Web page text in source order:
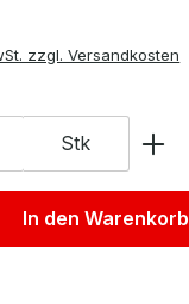
zzgl. Versandkosten
Stk
In den Warenkorb